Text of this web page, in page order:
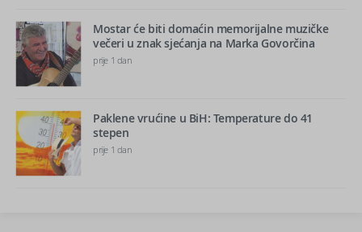
Mostar će biti domaćin memorijalne muzičke
večeri u znak sjećanja na Marka Govorčina
prije 1 dan
Paklene vrućine u BiH: Temperature do 41
stepen
prije 1 dan